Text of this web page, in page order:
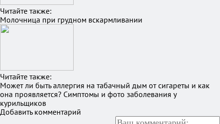
Читайте также:
Молочница при грудном вскармливании
Читайте также:
Может ли быть аллергия на табачный дым от сигареты и как
она проявляется? Симптомы и фото заболевания у
курильщиков
Добавить комментарий